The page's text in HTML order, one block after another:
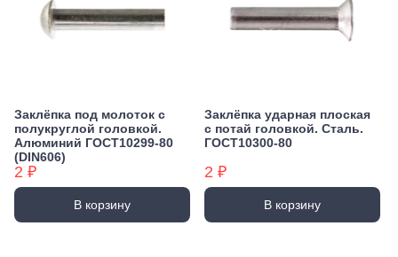
Заклёпка под молоток с
полукруглой головкой.
Алюминий ГОСТ10299-80
(DIN606)
2 ₽
В корзину
Заклёпка ударная плоская
с потай головкой. Сталь.
ГОСТ10300-80
2 ₽
В корзину